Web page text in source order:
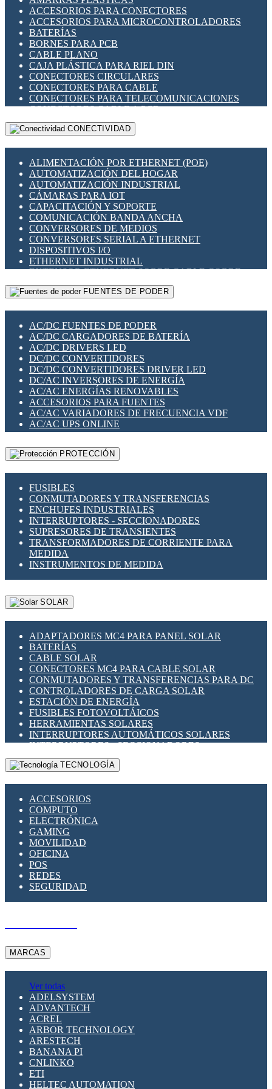
INDICADORES PARA PANEL
INTERFACES DE RELÉ
INTERRUPTORES FIN DE CARRERA
LLAVES CONMUTADORAS
MEDIDORES DE ENERGÍA Y TC'S DE CORRIENTE
MOTORES PASO A PASO
PANTALLAS HMI
PLC -CONTROLADORES LÓGICO PROGRAMABLES
PROGRAMADORES DE HORARIO
RELÉS DE PROTECCIÓN
SENSORES CAPACITIVOS
SENSORES INDUCTIVOS
TEMPORIZADORES
VARIACS
VARIADORES DE FRECUENCIA [VDF]
SECCIONADORES - INTERRUPTORES
MAQUINARIA
ACCESORIOS PARA CONECTORES
ACCESORIOS PARA MICROCONTROLADORES
BATERÍAS
BORNES PARA PCB
CABLE PLANO
CAJA PLÁSTICA PARA RIEL DIN
CONECTORES CIRCULARES
CONECTORES PARA CABLE
CONECTORES PARA TELECOMUNICACIONES
CONECTORES CABLE A PCB
CONECTORES PCB A CABLE
DIP SWITCHES
HERRAMIENTAS VARIAS
ILUMINACIÓN LED
INTERRUPTORES REED
INTERFACES DE RELÉ
OTROS RELÉS
PROTECCIÓN TÉRMICA
RELÉS AUTOMOTRICES
RELÉS DE SEÑAL
RELÉS DE ESTADO SÓLIDO SSR
RELÉS INDUSTRIALES
RELÉS MINIATURA DE POTENCIA
SENSORES MAGNÉTICOS
SWITCH Y MICROSWITCH
TARJETAS PI
UNIÓN Y DERIVACIÓN DE CABLE
CONECTIVIDAD
ALIMENTACIÓN POR ETHERNET (POE)
AUTOMATIZACIÓN DEL HOGAR
AUTOMATIZACIÓN INDUSTRIAL
CÁMARAS PARA IOT
CAPACITACIÓN Y SOPORTE
COMUNICACIÓN BANDA ANCHA
CONVERSORES DE MEDIOS
CONVERSORES SERIAL A ETHERNET
DISPOSITIVOS I/O
ETHERNET INDUSTRIAL
EXTENSOR ETHERNET SOBRE CABLE COBRE
GATEWAY LORAWAN
GESTIÓN DE REDES
PLACAS MODULARES IOT
SWITCHES Y REDES WIFI
SOLUCIONES IOT
SOLUCIONES LORAWAN
SOLUCIONES RED CELULAR
SEGURIDAD PARA REDES
SWITCHES LAN
TELEFONÍA IP (VOIP)
VIGILANCIA IP (CCTV)
MESHTASTIC
FUENTES DE PODER
AC/DC FUENTES DE PODER
AC/DC CARGADORES DE BATERÍA
AC/DC DRIVERS LED
DC/DC CONVERTIDORES
DC/DC CONVERTIDORES DRIVER LED
DC/AC INVERSORES DE ENERGÍA
AC/AC ENERGÍAS RENOVABLES
ACCESORIOS PARA FUENTES
AC/AC VARIADORES DE FRECUENCIA VDF
AC/AC UPS ONLINE
PROTECCIÓN
FUSIBLES
CONMUTADORES Y TRANSFERENCIAS
ENCHUFES INDUSTRIALES
INTERRUPTORES - SECCIONADORES
SUPRESORES DE TRANSIENTES
TRANSFORMADORES DE CORRIENTE PARA
MEDIDA
INSTRUMENTOS DE MEDIDA
SOLAR
ADAPTADORES MC4 PARA PANEL SOLAR
BATERÍAS
CABLE SOLAR
CONECTORES MC4 PARA CABLE SOLAR
CONMUTADORES Y TRANSFERENCIAS PARA DC
CONTROLADORES DE CARGA SOLAR
ESTACIÓN DE ENERGÍA
FUSIBLES FOTOVOLTÁICOS
HERRAMIENTAS SOLARES
INTERRUPTORES AUTOMÁTICOS SOLARES
INTERRUPTORES - SECCIONADORES
FOTOVOLTÁICOS
MONTAJE PANEL SOLAR
SUPRESOR DE TRANSIENTES SPDS PARA
APLICACIONES FOTOVOLTAICAS
TECNOLOGÍA
ACCESORIOS
COMPUTO
ELECTRÓNICA
GAMING
MOVILIDAD
OFICINA
POS
REDES
SEGURIDAD
MARCAS
Ver todas
ADELSYSTEM
ADVANTECH
ACREL
ARBOR TECHNOLOGY
ARESTECH
BANANA PI
CNLINKO
ETI
HELTEC AUTOMATION